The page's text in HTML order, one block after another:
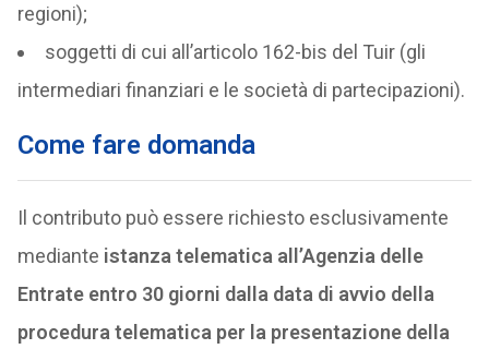
regioni);
soggetti di cui all’articolo 162-bis del Tuir (gli
intermediari finanziari e le società di partecipazioni).
Come fare domanda
Il contributo può essere richiesto esclusivamente
mediante istanza telematica all’Agenzia delle
Entrate entro 30 giorni dalla data di avvio della
procedura telematica per la presentazione della